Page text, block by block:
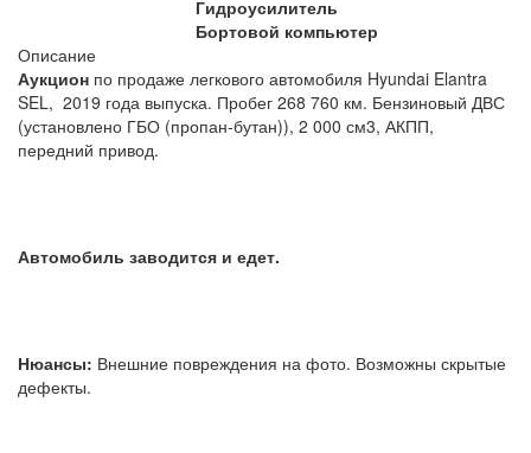
Гидроусилитель
Бортовой компьютер
Описание
Аукцион по продаже легкового автомобиля Hyundai Elantra
SEL, 2019 года выпуска. Пробег 268 760 км. Бензиновый ДВС
(установлено ГБО (пропан-бутан)), 2 000 см3, АКПП,
передний привод.
Автомобиль заводится и едет.
Нюансы: Внешние повреждения на фото. Возможны скрытые
дефекты.